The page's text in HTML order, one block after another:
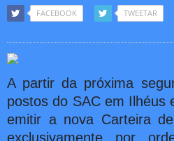
FACEBOOK TWEETAR
A partir da próxima
postos do SAC em Ilhéus
emitir a nova Carteira
exclusivamente por